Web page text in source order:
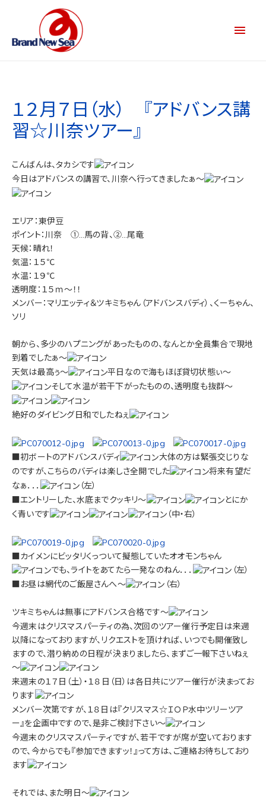
１２月７日（水） 『アドバンス講
習☆川奈ツアー』
こんばんは、タカシです
今日はアドバンスの講習で、川奈へ行ってきましたぁ～
エリア：東伊豆
ポイント：川奈 ①…馬の背、②…尾竜
天候：晴れ！
気温：１５℃
水温：１９℃
透明度：１５ｍ～！！
メンバー：マリエッティ＆ツキミちゃん（アドバンスバディ）、くーちゃん、
ソリ
朝から、多少のハプニングがあったものの、なんとか全員集合で現地
到着でしたぁ～
天気は最高ぅ～
平日なので海もほぼ貸切状態ぃ～
そして水温が若干下がったものの、透明度も抜群～
絶好のダイビング日和でしたねぇ
■初ボートのアドバンスバディ
大体の方は緊張交じりな
のですが、こちらのバディは楽しさ全開でした
将来有望だ
なぁ．．．
（左）
■エントリーした、水底までクッキリ～
とにか
く青いです
（中・右）
■カイメンにビッタリくっついて擬態していたオオモンちゃん
でも、ライトをあてたら一発なのねん．．．
（左）
■お昼は網代のご飯屋さんへ～
（右）
ツキミちゃんは無事にアドバンス合格です～
今週末はクリスマスパーティの為、次回のツアー催行予定日は来週
以降になっておりますが、リクエストを頂ければ、いつでも開催致し
ますので、潜り納めの日程が決まりましたら、まずご一報下さいねぇ
～
来週末の１７日（土）・１８日（日）は各日共にツアー催行が決まってお
ります
メンバー次第ですが、１８日は『クリスマス☆ＩＯＰ水中ツリーツア
ー』を企画中ですので、是非ご検討下さい～
今週末のクリスマスパーティですが、若干ですが席が空いております
ので、今からでも『参加できますッ！』って方は、ご連絡お待ちしており
ます
それでは、また明日～